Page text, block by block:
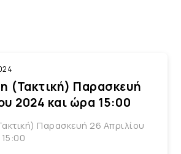
(Τακτική) Παρασκευή
2024 και ώρα 15:00
Παρασκευή 26 Απριλίου